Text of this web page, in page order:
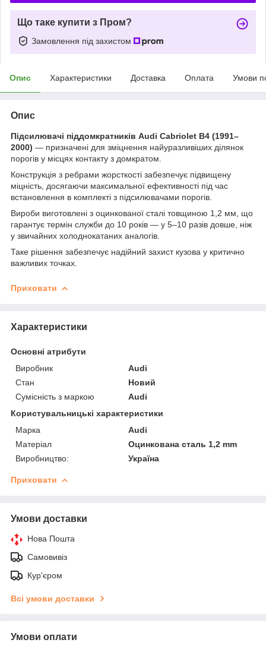
Що таке купити з Пром?
Замовлення під захистом
Опис Характеристики Доставка Оплата Умови
Опис
Підсилювачі піддомкратників Audi Cabriolet B4 (1991–
2000) — призначені для зміцнення найуразливіших ділянок
порогів у місцях контакту з домкратом.
Конструкція з ребрами жорсткості забезпечує підвищену
міцність, досягаючи максимальної ефективності під час
встановлення в комплекті з підсилювачами порогів.
Вироби виготовлені з оцинкованої сталі товщиною 1,2 мм, що
гарантує термін служби до 10 років — у 5–10 разів довше, ніж
у звичайних холоднокатаних аналогів.
Таке рішення забезпечує надійний захист кузова у критично
важливих точках.
Приховати
Характеристики
Основні атрибути
Виробник
Audi
Стан
Новий
Сумісність з маркою
Audi
Користувальницькі характеристики
Марка
Audi
Матеріал
Оцинкована сталь 1,2 mm
Виробництво:
Україна
Приховати
Умови доставки
Нова Пошта
Самовивіз
Кур'єром
Всі умови доставки
Умови оплати